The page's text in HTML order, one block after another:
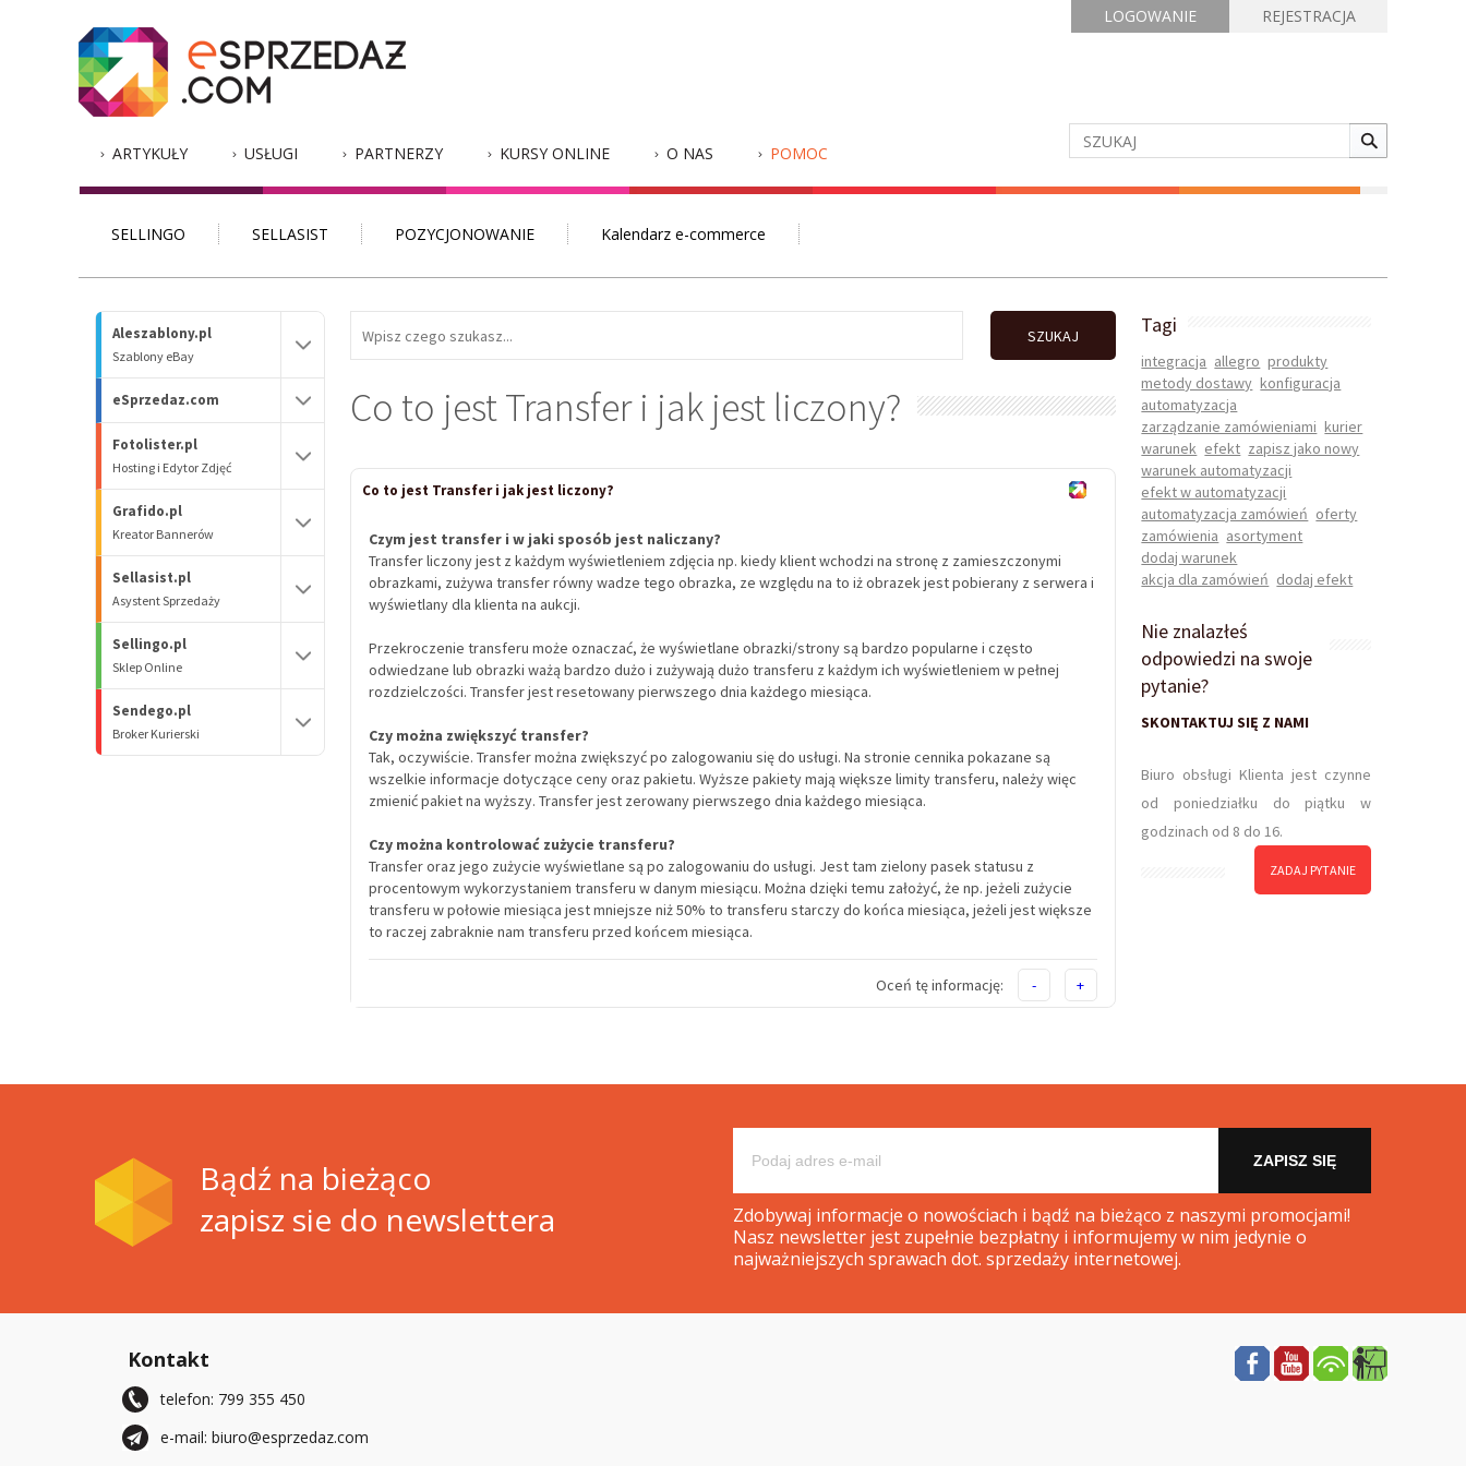
REJESTRACJA
LOGOWANIE
ARTYKUŁY USŁUGI PARTNERZY KURSY ONLINE O NAS POMOC
SELLINGO SELLASIST POZYCJONOWANIE Kalendarz e-commerce
Aleszablony.pl
Szablony eBay
eSprzedaz.com
Fotolister.pl
Hosting i Edytor Zdjęć
Grafido.pl
Kreator Bannerów
Sellasist.pl
Asystent Sprzedaży
Sellingo.pl
Sklep Online
Sendego.pl
Broker Kurierski
SZUKAJ
Co to jest Transfer i jak jest liczony?
Co to jest Transfer i jak jest liczony?
Czym jest transfer i w jaki sposób jest naliczany?
Transfer liczony jest z każdym wyświetleniem zdjęcia np. kiedy klient wchodzi na stronę z zamieszczonymi
obrazkami, zużywa transfer równy wadze tego obrazka, ze względu na to iż obrazek jest pobierany z serwera i
wyświetlany dla klienta na aukcji.
Przekroczenie transferu może oznaczać, że wyświetlane obrazki/strony są bardzo popularne i często
odwiedzane lub obrazki ważą bardzo dużo i zużywają dużo transferu z każdym ich wyświetleniem w pełnej
rozdzielczości. Transfer jest resetowany pierwszego dnia każdego miesiąca.
Czy można zwiększyć transfer?
Tak, oczywiście. Transfer można zwiększyć po zalogowaniu się do usługi. Na stronie cennika pokazane są
wszelkie informacje dotyczące ceny oraz pakietu. Wyższe pakiety mają większe limity transferu, należy więc
zmienić pakiet na wyższy. Transfer jest zerowany pierwszego dnia każdego miesiąca.
Czy można kontrolować zużycie transferu?
Transfer oraz jego zużycie wyświetlane są po zalogowaniu do usługi. Jest tam zielony pasek statusu z
procentowym wykorzystaniem transferu w danym miesiącu. Można dzięki temu założyć, że np. jeżeli zużycie
transferu w połowie miesiąca jest mniejsze niż 50% to transferu starczy do końca miesiąca, jeżeli jest większe
to raczej zabraknie nam transferu przed końcem miesiąca.
Oceń tę informację: - +
Tagi
integracja allegro produkty
metody dostawy konfiguracja
automatyzacja
zarządzanie zamówieniami kurier
warunek efekt zapisz jako nowy
warunek automatyzacji
efekt w automatyzacji
automatyzacja zamówień oferty
zamówienia asortyment
dodaj warunek
akcja dla zamówień dodaj efekt
Nie znalazłeś
odpowiedzi na swoje
pytanie?
SKONTAKTUJ SIĘ Z NAMI
Biuro obsługi Klienta jest czynne
od poniedziałku do piątku w
godzinach od 8 do 16.
ZADAJ PYTANIE
Bądź na bieżąco
zapisz sie do newslettera
ZAPISZ SIĘ
Zdobywaj informacje o nowościach i bądź na bieżąco z naszymi promocjami!
Nasz newsletter jest zupełnie bezpłatny i informujemy w nim jedynie o
najważniejszych sprawach dot. sprzedaży internetowej.
Kontakt
telefon: 799 355 450
e-mail: biuro@esprzedaz.com